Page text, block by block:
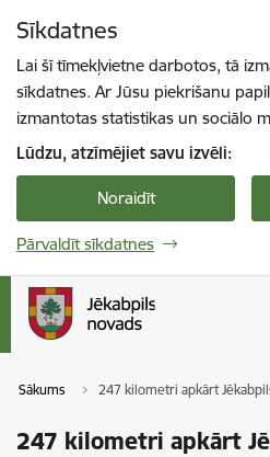
Sīkdatnes
Lai šī tīmekļvietne darbotos, tā
sīkdatnes. Ar Jūsu piekrišanu
izmantotas statistikas un sociālo
Lūdzu, atzīmējiet savu izvēli:
Noraidīt
Pārvaldīt sīkdatnes
Sākums 247 kilometri apkārt
247 kilometri apkārt